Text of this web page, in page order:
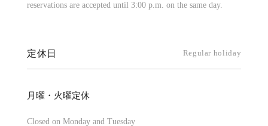
reservations are accepted until 3:00 p.m. on the same day.
定休日 Regular holiday
月曜・火曜定休
Closed on Monday and Tuesday